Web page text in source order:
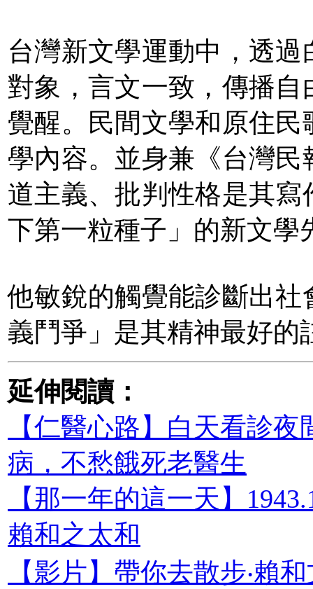
台灣新文學運動中，透
對象，言文一致，傳播
覺醒。民間文學和原住
學內容。並身兼《台灣
道主義、批判性格是其
下第一粒種子」的新文學
他敏銳的觸覺能診斷出
義鬥爭」是其精神最好的
延伸閱讀：
【仁醫心路】白天看診
病，不愁餓死老醫生
【那一年的這一天】
賴和之太和
【影片】帶你去散步‧賴